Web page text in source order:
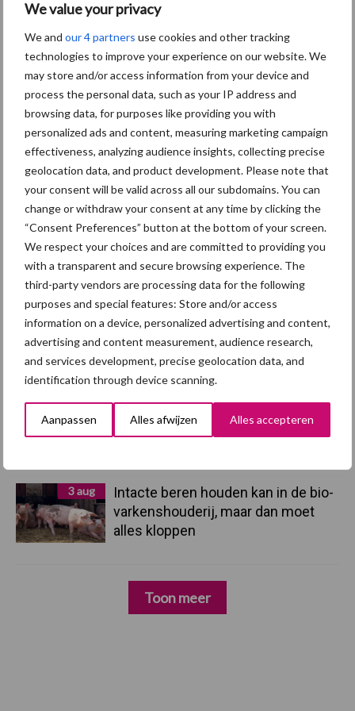
We value your privacy
We and our 4 partners use cookies and other tracking
technologies to improve your experience on our website. We
may store and/or access information from your device and
process the personal data, such as your IP address and
browsing data, for purposes like providing you with
personalized ads and content, measuring marketing campaign
effectiveness, analyzing audience insights, collecting precise
geolocation data, and product development. Please note that
your consent will be valid across all our subdomains. You can
change or withdraw your consent at any time by clicking the
“Consent Preferences” button at the bottom of your screen.
We respect your choices and are committed to providing you
with a transparent and secure browsing experience. The
third-party vendors are processing data for the following
purposes and special features: Store and/or access
information on a device, personalized advertising and content,
advertising and content measurement, audience research,
and services development, precise geolocation data, and
identification through device scanning.
Aanpassen Alles afwijzen Alles accepteren
Primaire
Sidebar
Recent nieuws Partner nieuws
5 aug
“Vraag naar praktische
hygieneoplossingen is in Polen
groter dan ooit”
Eliminatieprotocol voor
Mycoplasma hyopneumoniae
AVP in Finland onderstreept dat
alertheid belangrijk is, zeker nu
dankzij groei van
3 aug
Intacte beren houden kan in de bio-
varkenshouderij, maar dan moet
alles kloppen
Toon meer
Toon meer